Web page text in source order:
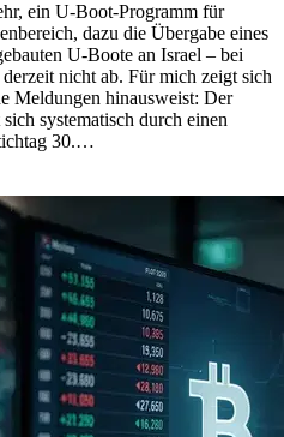
ein U-Boot-Programm für
dazu die Übergabe eines
U-Boote an Israel – bei
nicht ab. Für mich zeigt sich
Meldungen hinausweist: Der
systematisch durch einen
30.…